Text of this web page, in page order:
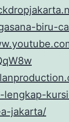
biru-
lengkap-
jakarta/